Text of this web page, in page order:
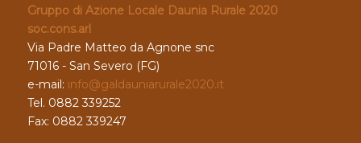
Gruppo di Azione Locale Daunia Rurale 2020
soc.cons.arl
Via Padre Matteo da Agnone snc
71016 - San Severo (FG)
e-mail: info@galdauniarurale2020.it
Tel. 0882 339252
Fax: 0882 339247